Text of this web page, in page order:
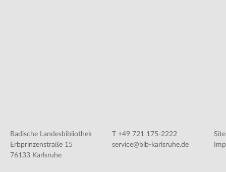
Badische Landesbibliothek
Erbprinzenstraße 15
76133 Karlsruhe
T +49 721 175-2222
service@blb-karlsruhe.de